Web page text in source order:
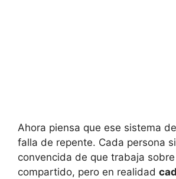
Ahora piensa que ese sistema
falla de repente. Cada persona
convencida de que trabaja
compartido, pero en realidad